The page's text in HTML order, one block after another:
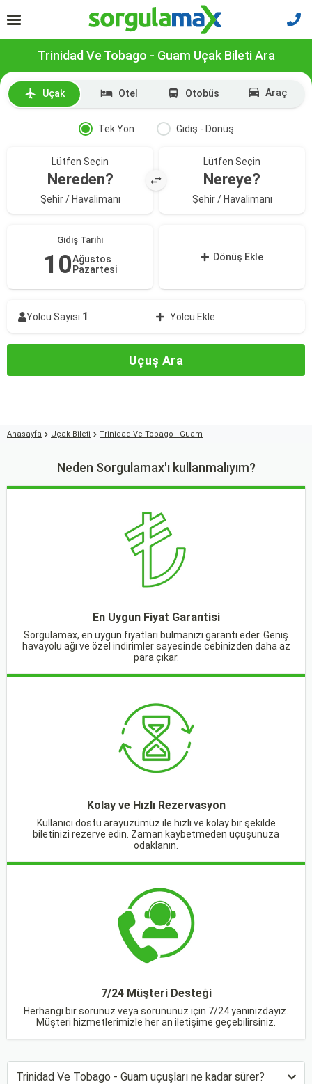
Trinidad Ve Tobago - Guam Uçak Bileti Ara
Uçak Otel Otobüs Araç
Tek Yön Gidiş - Dönüş
Lütfen Seçin
Nereden?
Şehir / Havalimanı
Lütfen Seçin
Nereye?
Şehir / Havalimanı
Gidiş Tarihi
10Ağustos
Pazartesi
Dönüş Ekle
Yolcu Sayısı:1 Yolcu Ekle
Uçuş Ara
Anasayfa Uçak Bileti Trinidad Ve Tobago - Guam
Neden Sorgulamax'ı kullanmalıyım?
En Uygun Fiyat Garantisi
Sorgulamax, en uygun fiyatları bulmanızı garanti eder. Geniş
havayolu ağı ve özel indirimler sayesinde cebinizden daha az
para çıkar.
Kolay ve Hızlı Rezervasyon
Kullanıcı dostu arayüzümüz ile hızlı ve kolay bir şekilde
biletinizi rezerve edin. Zaman kaybetmeden uçuşunuza
odaklanın.
7/24 Müşteri Desteği
Herhangi bir sorunuz veya sorununuz için 7/24 yanınızdayız.
Müşteri hizmetlerimizle her an iletişime geçebilirsiniz.
Trinidad Ve Tobago - Guam uçuşları ne kadar sürer?